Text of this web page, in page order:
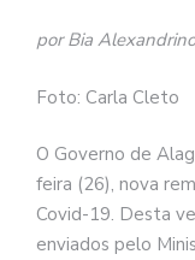
por Bia
Foto: Carla Cleto
O Governo de
feira (26), nova
Covid-19. Desta
enviados pelo